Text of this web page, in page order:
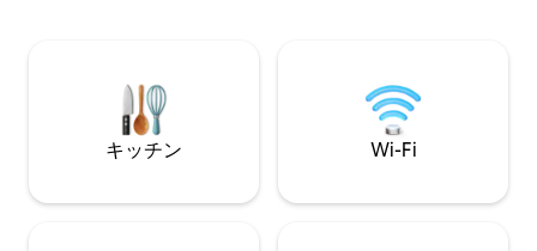
この1950年代の家はもともと軍用住宅と
して建てられました。 静かなエリアは手
入れが行き届いており、古い家の魅力が
張、カップル、家族、友人向けに設備さ
れています。 趣のある空間ですが、広々
連絡ください。 この中心部から数ブロッ
ク先のポンスシテ
ラインを散策した
ドモント公園でジ
Room、Pappi's
キッチン Wi-Fi